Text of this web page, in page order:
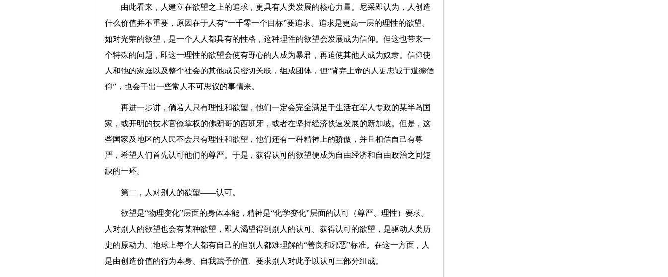
由此看来，人建立在欲望之上的追求，更具有人类发展的核心力量。尼采即认为，人创造
什么价值并不重要，原因在于人有“一千零一个目标”要追求。追求是更高一层的理性的欲望。
如对光荣的欲望，是一个人人都具有的性格，这种理性的欲望会发展成为信仰。但这也带来一
个特殊的问题，即这一理性的欲望会使有野心的人成为暴君，再迫使其他人成为奴隶。信仰使
人和他的家庭以及整个社会的其他成员密切关联，组成团体，但“背弃上帝的人更忠诚于道德信
仰”，也会干出一些常人不可思议的事情来。
再进一步讲，倘若人只有理性和欲望，他们一定会完全满足于生活在军人专政的某半岛国
家，或开明的技术官僚掌权的佛朗哥的西班牙，或者在坚持经济快速发展的新加坡。但是，这
些国家及地区的人民不会只有理性和欲望，他们还有一种精神上的骄傲，并且相信自己有尊
严，希望人们首先认可他们的尊严。于是，获得认可的欲望便成为自由经济和自由政治之间短
缺的一环。
第二，人对别人的欲望——认可。
欲望是“物理变化”层面的身体本能，精神是“化学变化”层面的认可（尊严、理性）要求。
人对别人的欲望也会有某种欲望，即人渴望得到别人的认可。获得认可的欲望，是驱动人类历
史的原动力。地球上每个人都有自己的但别人都难理解的“善良和邪恶”标准。在这一方面，人
是由创造价值的行为本身、自我赋予价值、要求别人对此予以认可三部分组成。